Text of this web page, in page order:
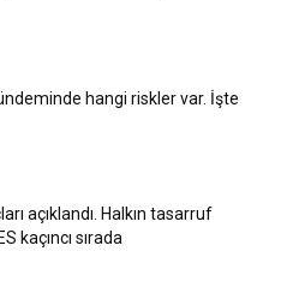
hangi riskler var. İşte
açıklandı. Halkın tasarruf
kaçıncı sırada